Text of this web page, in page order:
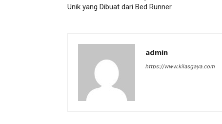
Unik yang Dibuat dari Bed Runner
admin
https://www.kilasgaya.com